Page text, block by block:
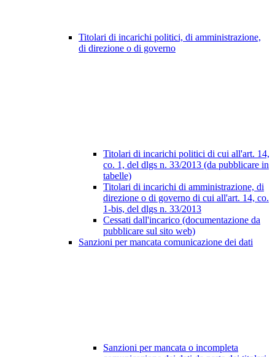
Titolari di incarichi politici, di amministrazione,
di direzione o di governo
Titolari di incarichi politici di cui all'art. 14,
co. 1, del dlgs n. 33/2013 (da pubblicare in
tabelle)
Titolari di incarichi di amministrazione, di
direzione o di governo di cui all'art. 14, co.
1-bis, del dlgs n. 33/2013
Cessati dall'incarico (documentazione da
pubblicare sul sito web)
Sanzioni per mancata comunicazione dei dati
Sanzioni per mancata o incompleta